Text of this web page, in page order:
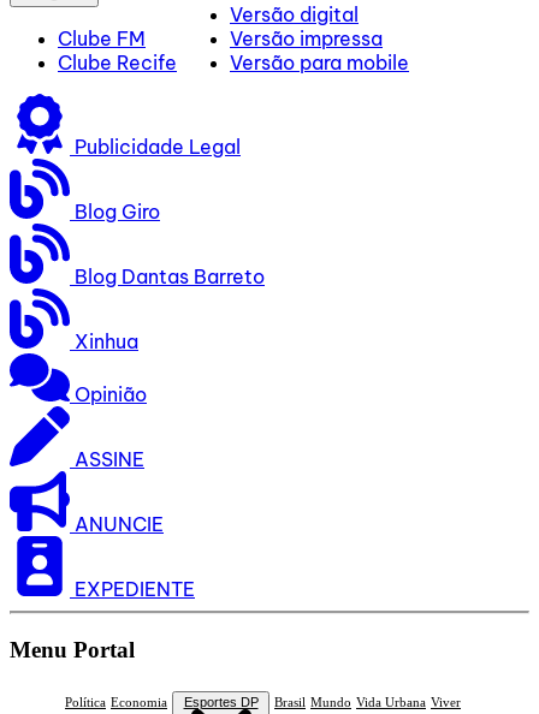
Clube FM
Clube Recife
Versão digital
Versão impressa
Versão para mobile
Publicidade Legal
Blog Giro
Blog Dantas Barreto
Xinhua
Opinião
ASSINE
ANUNCIE
EXPEDIENTE
Menu Portal
Política Economia Esportes DP Brasil Mundo Vida Urbana Viver